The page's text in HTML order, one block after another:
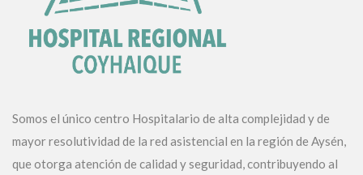
Somos el único centro Hospitalario de alta complejidad y de
mayor resolutividad de la red asistencial en la región de Aysén,
que otorga atención de calidad y seguridad, contribuyendo al